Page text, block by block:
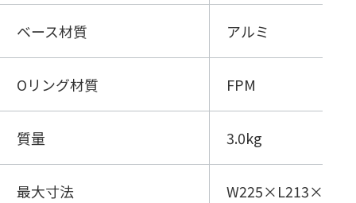
ベース材質 アルミ
Oリング材質 FPM
質量 3.0kg
最大寸法